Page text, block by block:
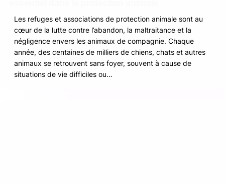
Les refuges et associations de protection animale sont au
cœur de la lutte contre l’abandon, la maltraitance et la
négligence envers les animaux de compagnie. Chaque
année, des centaines de milliers de chiens, chats et autres
animaux se retrouvent sans foyer, souvent à cause de
situations de vie difficiles ou…